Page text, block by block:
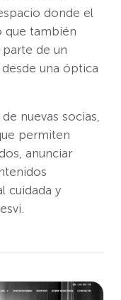
donde el
que también
de un
una óptica
nuevas socias,
permiten
anunciar
cuidada y